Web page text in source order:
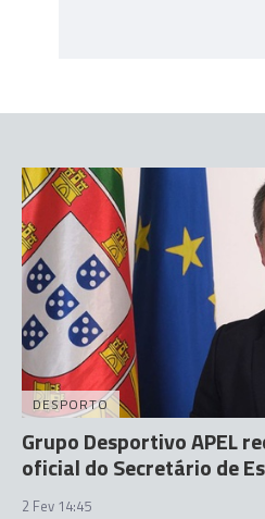
DESPORTO
Grupo Desportivo APEL
oficial do Secretário de
2 Fev 14:45